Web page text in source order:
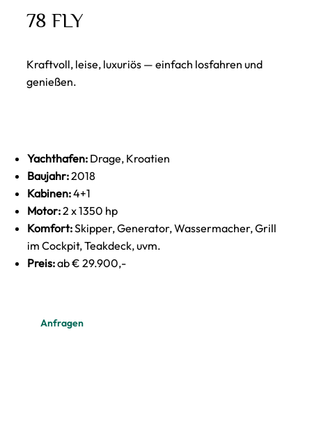
78 FLY
Kraftvoll, leise, luxuriös — einfach losfahren und
genießen.
Yachthafen: Drage, Kroatien
Baujahr:2018
Kabinen:4+1
Motor:2 x 1350 hp
Komfort:Skipper, Generator, Wassermacher, Grill
im Cockpit, Teakdeck, uvm.
Preis:ab € 29.900,-
Anfragen